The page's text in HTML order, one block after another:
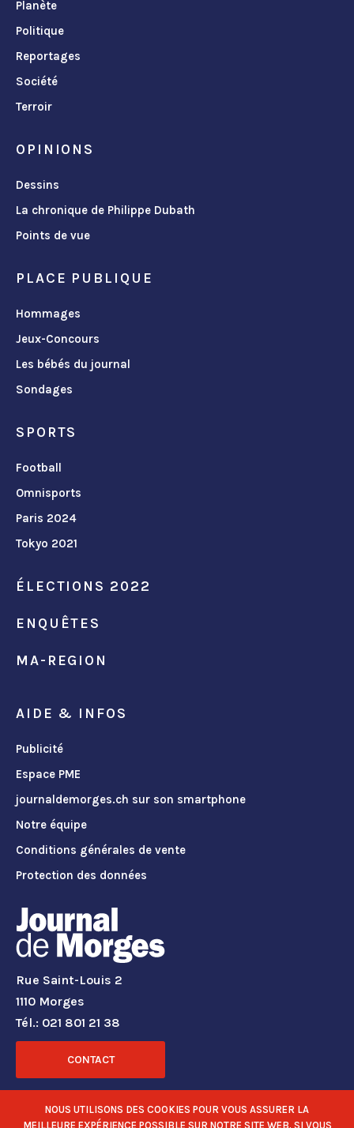
Planète
Politique
Reportages
Société
Terroir
OPINIONS
Dessins
La chronique de Philippe Dubath
Points de vue
PLACE PUBLIQUE
Hommages
Jeux-Concours
Les bébés du journal
Sondages
SPORTS
Football
Omnisports
Paris 2024
Tokyo 2021
ÉLECTIONS 2022
ENQUÊTES
MA-REGION
AIDE & INFOS
Publicité
Espace PME
journaldemorges.ch sur son smartphone
Notre équipe
Conditions générales de vente
Protection des données
Rue Saint-Louis 2
1110 Morges
Tél.: 021 801 21 38
CONTACT
RÉSEAUX SOCIAUX
NOUS UTILISONS DES COOKIES POUR VOUS ASSURER LA
MEILLEURE EXPÉRIENCE POSSIBLE SUR NOTRE SITE WEB. SI VOUS